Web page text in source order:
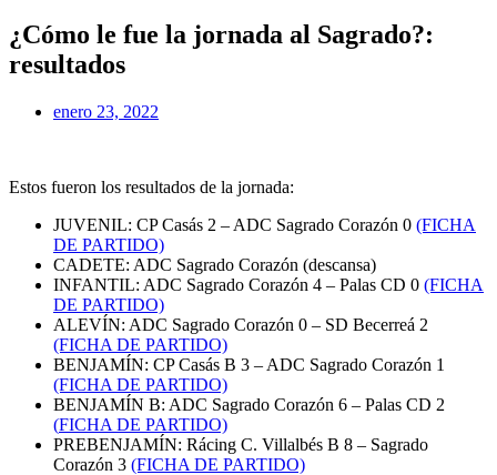
¿Cómo le fue la jornada al Sagrado?:
resultados
enero 23, 2022
Estos fueron los resultados de la jornada:
JUVENIL: CP Casás 2 – ADC Sagrado Corazón 0 (FICHA
DE PARTIDO)
CADETE: ADC Sagrado Corazón (descansa)
INFANTIL: ADC Sagrado Corazón 4 – Palas CD 0 (FICHA
DE PARTIDO)
ALEVÍN: ADC Sagrado Corazón 0 – SD Becerreá 2
(FICHA DE PARTIDO)
BENJAMÍN: CP Casás B 3 – ADC Sagrado Corazón 1
(FICHA DE PARTIDO)
BENJAMÍN B: ADC Sagrado Corazón 6 – Palas CD 2
(FICHA DE PARTIDO)
PREBENJAMÍN: Rácing C. Villalbés B 8 – Sagrado
Corazón 3 (FICHA DE PARTIDO)